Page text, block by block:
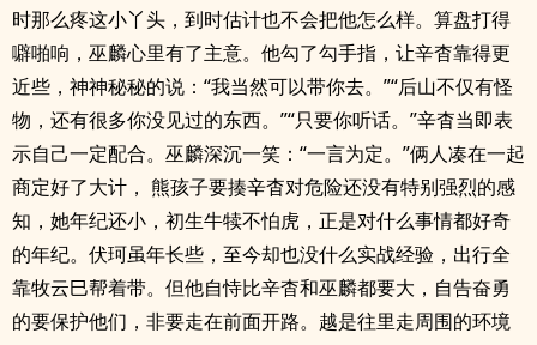
时那么疼这小丫头，到时估计也不会把他怎么样。算盘打得
噼啪响，巫麟心里有了主意。他勾了勾手指，让辛杳靠得更
近些，神神秘秘的说：“我当然可以带你去。”“后山不仅有怪
物，还有很多你没见过的东西。”“只要你听话。”辛杳当即表
示自己一定配合。巫麟深沉一笑：“一言为定。”俩人凑在一起
商定好了大计， 熊孩子要揍辛杳对危险还没有特别强烈的感
知，她年纪还小，初生牛犊不怕虎，正是对什么事情都好奇
的年纪。伏珂虽年长些，至今却也没什么实战经验，出行全
靠牧云巳帮着带。但他自恃比辛杳和巫麟都要大，自告奋勇
的要保护他们，非要走在前面开路。越是往里走周围的环境